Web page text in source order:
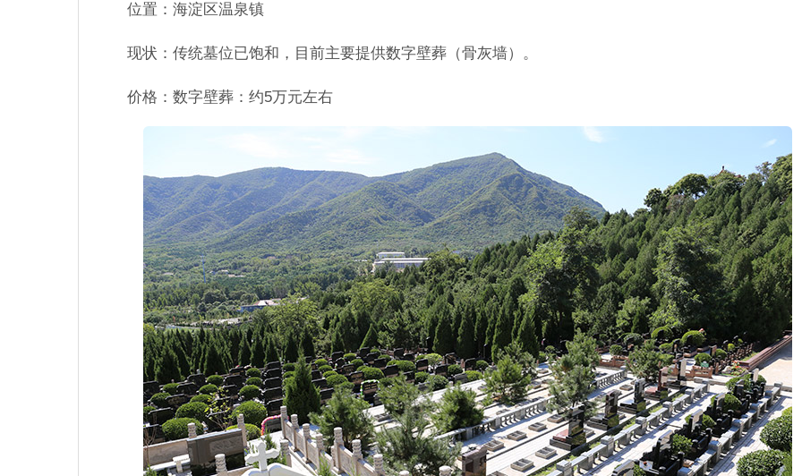
位置：海淀区温泉镇
现状：传统墓位已饱和，目前主要提供数字壁葬（骨灰墙）。
价格：数字壁葬：约5万元左右